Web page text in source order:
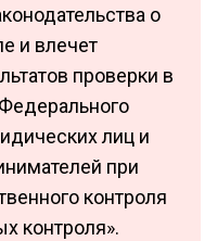
о
и влечет
проверки в
лиц и
при
контроля
контроля».